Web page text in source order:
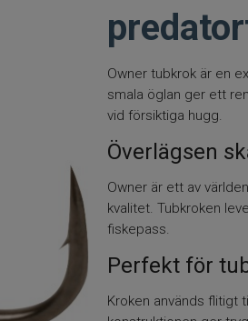
Owner tubkrok är en
smala öglan ger ett
vid försiktiga hugg.
Överlägsen
Owner är ett av
kvalitet. Tubkroken
fiskepass.
Perfekt för
Kroken används flitigt